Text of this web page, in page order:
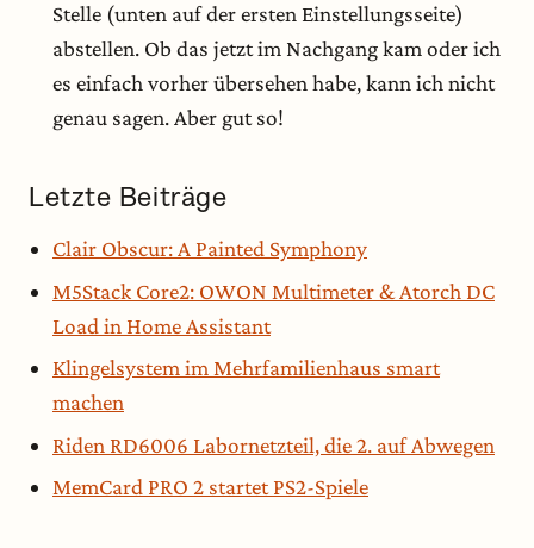
Stelle (unten auf der ersten Einstellungsseite)
abstellen. Ob das jetzt im Nachgang kam oder ich
es einfach vorher übersehen habe, kann ich nicht
genau sagen. Aber gut so!
Letzte Beiträge
Clair Obscur: A Painted Symphony
M5Stack Core2: OWON Multimeter & Atorch DC
Load in Home Assistant
Klingelsystem im Mehrfamilienhaus smart
machen
Riden RD6006 Labornetzteil, die 2. auf Abwegen
MemCard PRO 2 startet PS2-Spiele